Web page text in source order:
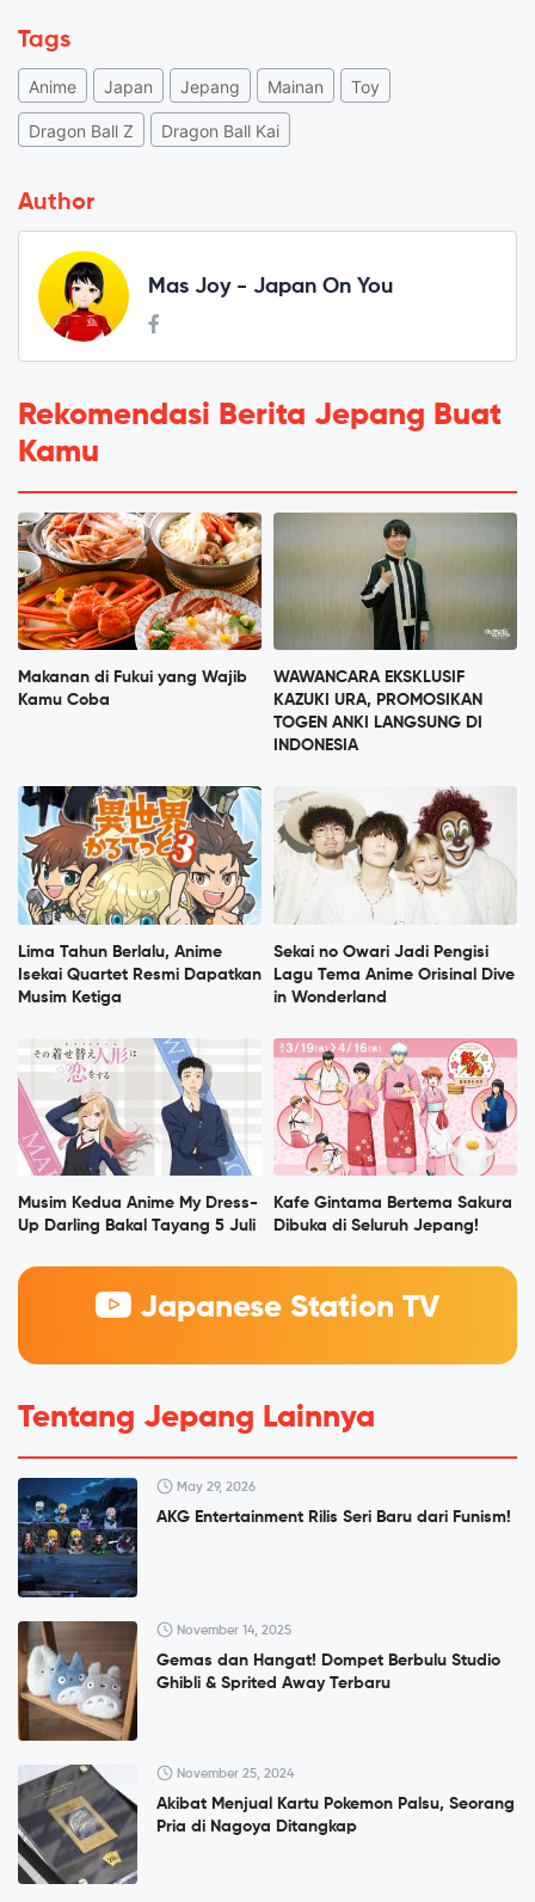
Tags
Anime Japan Jepang Mainan Toy
Dragon Ball Z Dragon Ball Kai
Author
Mas Joy - Japan On You
Rekomendasi Berita Jepang Buat
Kamu
Makanan di Fukui yang Wajib
Kamu Coba
WAWANCARA EKSKLUSIF
KAZUKI URA, PROMOSIKAN
TOGEN ANKI LANGSUNG DI
INDONESIA
Lima Tahun Berlalu, Anime
Isekai Quartet Resmi Dapatkan
Musim Ketiga
Sekai no Owari Jadi Pengisi
Lagu Tema Anime Orisinal Dive
in Wonderland
Musim Kedua Anime My Dress-
Up Darling Bakal Tayang 5 Juli
Kafe Gintama Bertema Sakura
Dibuka di Seluruh Jepang!
Japanese Station TV
Tentang Jepang Lainnya
May 29, 2026
AKG Entertainment Rilis Seri Baru dari Funism!
November 14, 2025
Gemas dan Hangat! Dompet Berbulu Studio
Ghibli & Sprited Away Terbaru
November 25, 2024
Akibat Menjual Kartu Pokemon Palsu, Seorang
Pria di Nagoya Ditangkap